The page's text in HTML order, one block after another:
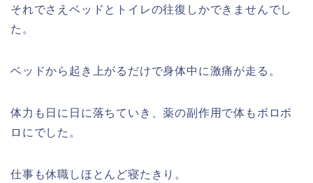
それでさえベッドとトイレの往復しかできませんでし
た。
ベッドから起き上がるだけで身体中に激痛が走る。
体力も日に日に落ちていき、薬の副作用で体もボロボ
ロにでした。
仕事も休職しほとんど寝たきり。